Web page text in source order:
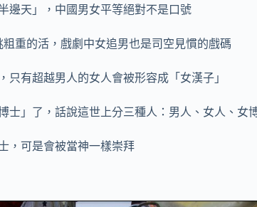
邊天」，中國男女平等絕對不是口號
重的活，戲劇中女追男也是司空見慣的戲碼
有超越男人的女人會被形容成「女漢子」
士」了，話說這世上分三種人：男人、女人、女
，可是會被當神一樣崇拜